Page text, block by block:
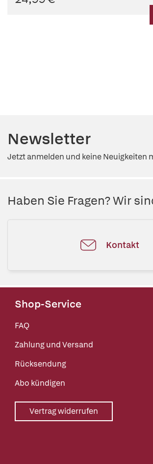
Newsletter
Jetzt anmelden und keine Neuigkeiten
Haben Sie Fragen? Wir
Kontakt
Shop-Service
FAQ
Zahlung und Versand
Rücksendung
Abo kündigen
Vertrag widerrufen